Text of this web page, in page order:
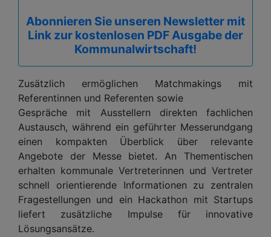
Abonnieren Sie unseren Newsletter mit
Link zur kostenlosen PDF Ausgabe der
Kommunalwirtschaft!
Zusätzlich ermöglichen Matchmakings mit
Referentinnen und Referenten sowie
Gespräche mit Ausstellern direkten fachlichen
Austausch, während ein geführter Messerundgang
einen kompakten Überblick über relevante
Angebote der Messe bietet. An Thementischen
erhalten kommunale Vertreterinnen und Vertreter
schnell orientierende Informationen zu zentralen
Fragestellungen und ein Hackathon mit Startups
liefert zusätzliche Impulse für innovative
Lösungsansätze.